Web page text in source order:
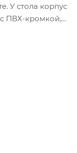
У стола корпус
ПВХ-кромкой,